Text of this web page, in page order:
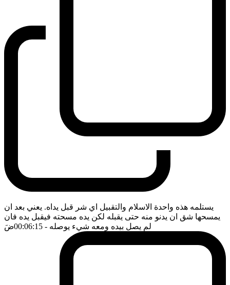
يستلمه هذه واحدة الاسلام والتقبيل اي شر قبل يداه. يعني بعد ان
يمسحها شق ان يدنو منه حتى يقبله لكن يده مسحته فيقبل يده فان
لم يصل بيده ومعه شيء يوصله - 00:06:15 ضَ